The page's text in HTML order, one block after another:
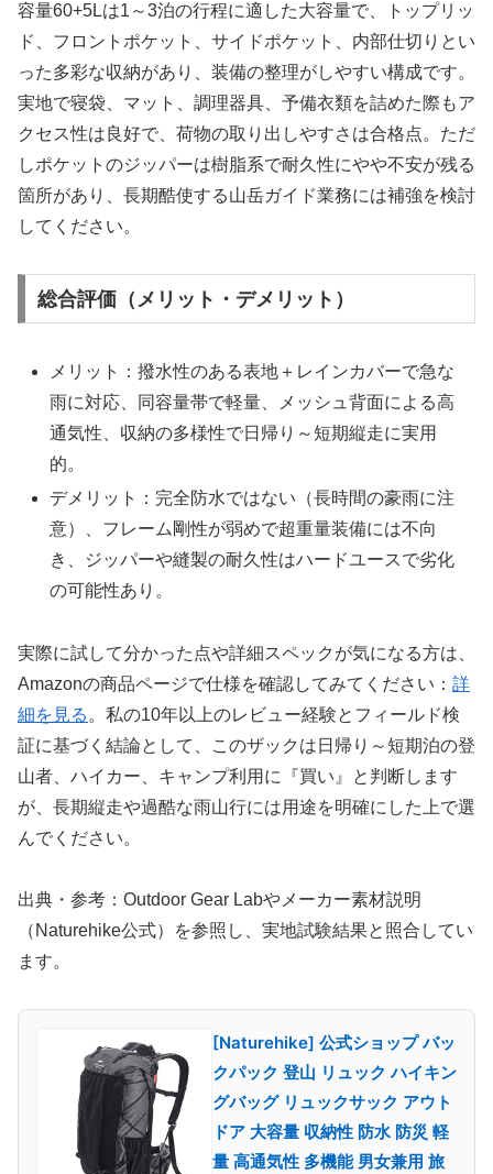
容量60+5Lは1～3泊の行程に適した大容量で、トップリッ
ド、フロントポケット、サイドポケット、内部仕切りとい
った多彩な収納があり、装備の整理がしやすい構成です。
実地で寝袋、マット、調理器具、予備衣類を詰めた際もア
クセス性は良好で、荷物の取り出しやすさは合格点。ただ
しポケットのジッパーは樹脂系で耐久性にやや不安が残る
箇所があり、長期酷使する山岳ガイド業務には補強を検討
してください。
総合評価（メリット・デメリット）
メリット：撥水性のある表地＋レインカバーで急な
雨に対応、同容量帯で軽量、メッシュ背面による高
通気性、収納の多様性で日帰り～短期縦走に実用
的。
デメリット：完全防水ではない（長時間の豪雨に注
意）、フレーム剛性が弱めで超重量装備には不向
き、ジッパーや縫製の耐久性はハードユースで劣化
の可能性あり。
実際に試して分かった点や詳細スペックが気になる方は、
Amazonの商品ページで仕様を確認してみてください： 詳
細を見る 。私の10年以上のレビュー経験とフィールド検
証に基づく結論として、このザックは日帰り～短期泊の登
山者、ハイカー、キャンプ利用に『買い』と判断します
が、長期縦走や過酷な雨山行には用途を明確にした上で選
んでください。
出典・参考：Outdoor Gear Labやメーカー素材説明
（Naturehike公式）を参照し、実地試験結果と照合してい
ます。
[Naturehike] 公式ショップ バッ
クパック 登山 リュック ハイキン
グバッグ リュックサック アウト
ドア 大容量 収納性 防水 防災 軽
量 高通気性 多機能 男女兼用 旅